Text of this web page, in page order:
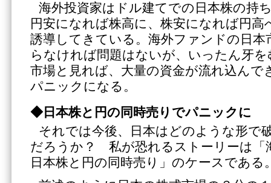
海外投資家はドル建てでの日本株の持
円安になれば株高に、株安になれば円
誘導してきている。海外ファンドの日本
らなければ問題はないが、いったん牙
市場と見れば、大量の資金が流れ込んで
パニックになる。
◆日本株と円の同時売りでパニックに
それでは今後、日本はどのような形で
だろうか？ 私が恐れるストーリーは「
日本株と円の同時売り」のケースである